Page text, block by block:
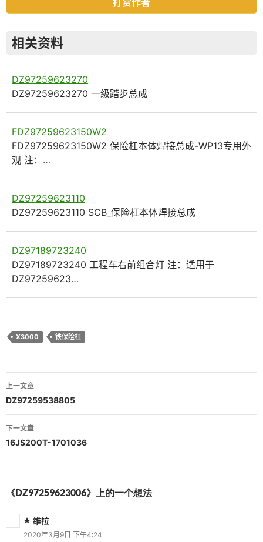
相关资料
DZ97259623270
DZ97259623270 一级踏步总成
FDZ97259623150W2
FDZ97259623150W2 保险杠本体焊接总成-WP13专用外
观 注：…
DZ97259623110
DZ97259623110 SCB_保险杠本体焊接总成
DZ97189723240
DZ97189723240 工程车右前组合灯 注：适用于
DZ97259623…
X3000 铁保险杠
文
章
导
航
上一文章
DZ97259538805
下一文章
16JS200T-1701036
《DZ97259623006》上的一个想法
维拉
2020年3月9日 下午4:24